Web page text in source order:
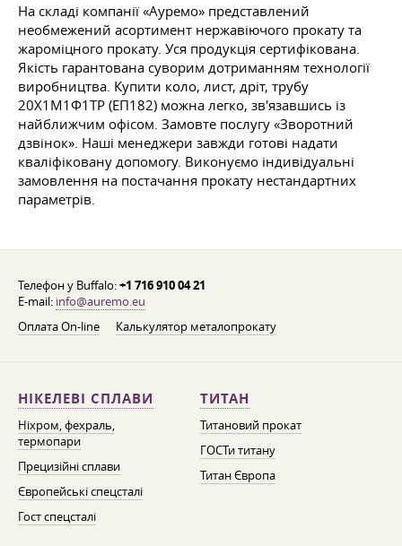
На складі компанії «Ауремо» представлений
необмежений асортимент нержавіючого прокату та
жароміцного прокату. Уся продукція сертифікована.
Якість гарантована суворим дотриманням технології
виробництва. Купити коло, лист, дріт, трубу
20Х1М1Ф1ТР (ЕП182) можна легко, зв'язавшись із
найближчим офісом. Замовте послугу «Зворотний
дзвінок». Наші менеджери завжди готові надати
кваліфіковану допомогу. Виконуємо індивідуальні
замовлення на постачання прокату нестандартних
параметрів.
Телефон у Buffalo:+1 716 910 04 21
E-mail: info@auremo.eu
Оплата On-line
Калькулятор металопрокату
НІКЕЛЕВІ СПЛАВИ
Ніхром, фехраль,
термопари
Прецизійні сплави
Європейські спецсталі
Гост спецсталі
ТИТАН
Титановий прокат
ГОСТи титану
Титан Європа